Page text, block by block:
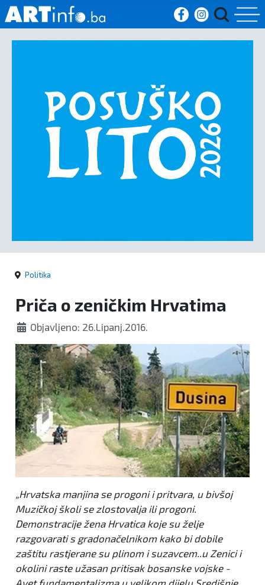
Sport
Kultura
Crna
Politika
Priča o zeničkim Hrvatima
Objavljeno: 26.Lipanj.2016.
„Hrvatska manjina se progoni i pritvara, u bivšoj
Muzičkoj školi se zlostovalja ili progoni.
Demonstracije žena Hrvatica koje su želje
razgovarati s gradonačelnikom kako bi dobile
zaštitu rastjerane su plinom i suzavcem..u Zenici i
okolini raste užasan pritisak bosanske vojske -